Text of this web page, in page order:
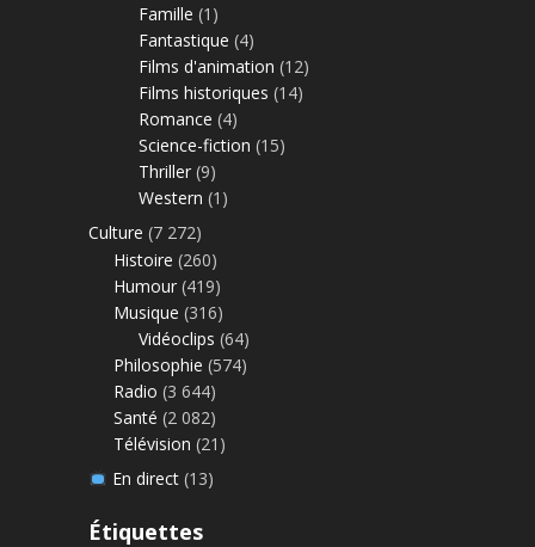
Famille (1)
Fantastique (4)
Films d'animation (12)
Films historiques (14)
Romance (4)
Science-fiction (15)
Thriller (9)
Western (1)
Culture (7 272)
Histoire (260)
Humour (419)
Musique (316)
Vidéoclips (64)
Philosophie (574)
Radio (3 644)
Santé (2 082)
Télévision (21)
En direct(13)
Étiquettes